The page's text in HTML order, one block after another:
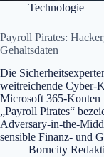
Technologie
Payroll Pirates:
Gehaltsdaten
Die
weitreichende Cyber-
Microsoft 365-Konten
„Payroll Pirates“
Adversary-in-the-
sensible Finanz- und
Borncity